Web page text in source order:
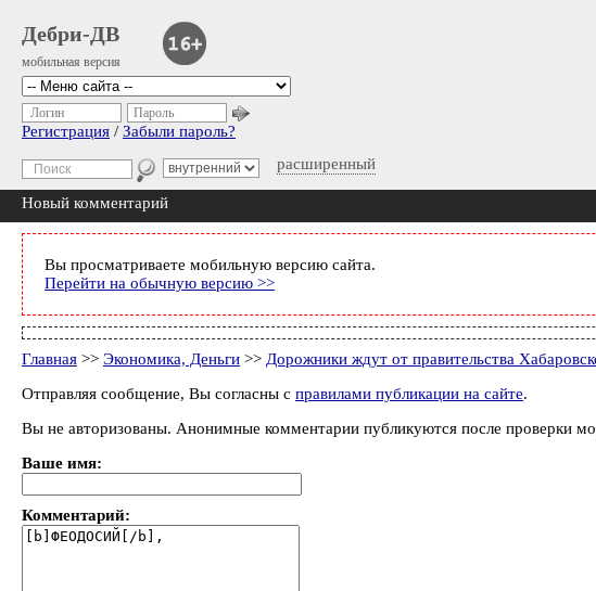
Дебри-ДВ
мобильная версия
расширенный
Логин Пароль
Регистрация / Забыли пароль?
Новый комментарий
Вы просматриваете мобильную версию сайта.
Перейти на обычную версию >>
Главная >> Экономика, Деньги >> Дорожники ждут от правительства
Отправляя сообщение, Вы согласны с правилами публикации на сайте.
Вы не авторизованы. Анонимные комментарии публикуются после проверки
Ваше имя:
Комментарий: